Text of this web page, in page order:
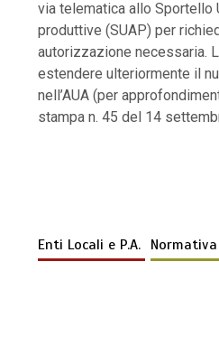
via telematica allo Sportello
produttive (SUAP) per
autorizzazione necessaria.
estendere ulteriormente il
nell’AUA (per
stampa n. 45 del 14
Enti Locali e P.A. Normativa